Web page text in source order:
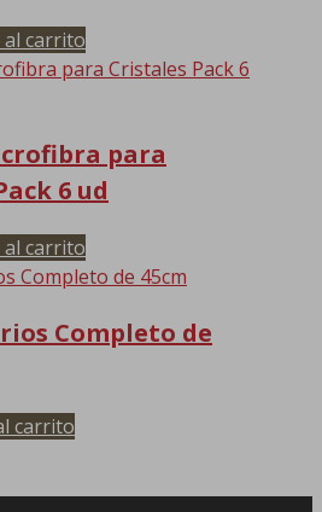
al carrito
para
6 ud
al carrito
Completo de
carrito